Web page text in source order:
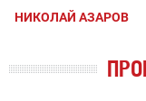
НИКОЛАЙ АЗАРОВ